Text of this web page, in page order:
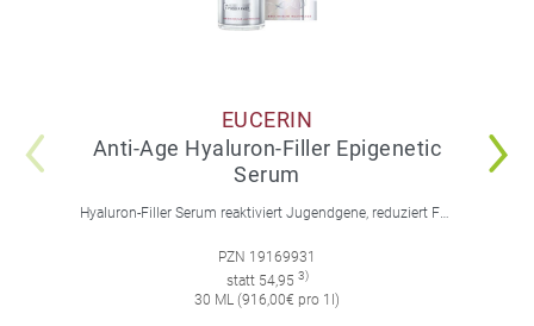
EUCERIN
Anti-Age Hyaluron-Filler Epigenetic
Serum
PZN 19169931
statt 54,95 3)
30 ML (916,00€ pro 1l)